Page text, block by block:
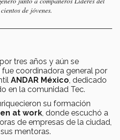
de jóvenes.
tres años y aún se
coordinadora general por
ANDAR México , dedicado
en la comunidad Tec.
su formación
at work , donde escuchó a
de empresas de la ciudad,
mentoras.